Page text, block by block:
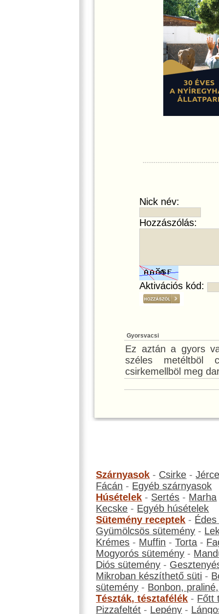
Nick név:
Hozzászólás:
Aktivációs kód:
Gyorsvacsi
Ez aztán a gyors
széles metéltböl
csirkemellböl meg
Szárnyasok - Csirke -
Fácán - Egyéb szárnyasok
Húsételek - Sertés - Marha
Kecske - Egyéb húsételek
Sütemény receptek -
Gyümölcsös sütemény -
Krémes - Muffin -Torta -
Mogyorós sütemény -
Diós sütemény -
Mikroban készíthető süti -
sütemény - Bonbon,
Tészták, tésztafélék - Főtt
Pizzafeltét - Lepény -